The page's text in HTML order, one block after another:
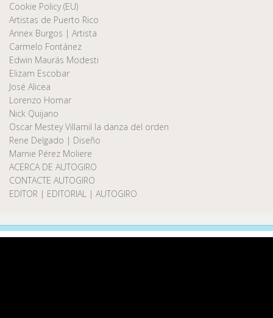
Cookie Policy (EU)
Artistas de Puerto Rico
Annex Burgos | Artista
Carmelo Fontánez
Edwin Maurás Modesti
Elizam Escobar
José Alicea
Lorenzo Homar
Nick Quijano
Oscar Mestey Villamil la danza del orden
Rene Delgado | Diseño
Marnie Pérez Moliere
ACERCA DE AUTOGIRO
CONTACTE AUTOGIRO
EDITOR | EDITORIAL | AUTOGIRO